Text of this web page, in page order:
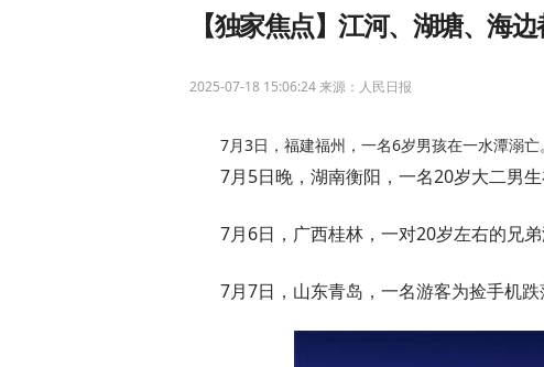
【独家焦点】江河、湖塘、海
2025-07-18 15:06:24来源：人民日报
7月3日，福建福州，一名6岁男孩在一水潭溺亡。
7月5日晚，湖南衡阳，一名20岁大二男生
7月6日，广西桂林，一对20岁左右的兄弟
7月7日，山东青岛，一名游客为捡手机跌